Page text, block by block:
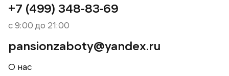
+7 (499) 348-83-69
с 9:00 до 21:00
pansionzaboty@yandex.ru
О нас